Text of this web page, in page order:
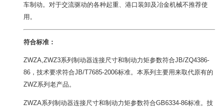
车制动。对于交流驱动的各种起重、港口装卸及冶金机械不推荐使
用。
符合标准：
ZWZA,ZWZ3系列制动器连接尺寸和制动力矩参数符合JB/ZQ4386-
86，技术要求符合JB/T7685-2006标准。本系列主要用来取代原有的
ZWZ系列老产品。
ZWZA系列制动器连接尺寸和制动力矩参数符合GB6334-86标准。技